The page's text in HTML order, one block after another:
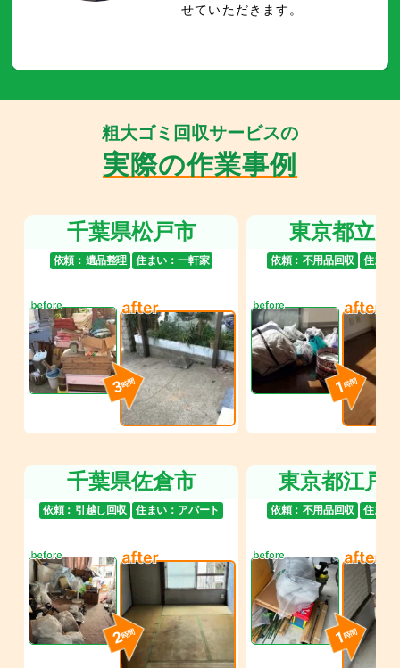
せていただきます。
粗大ゴミ回収サービスの
実際の作業事例
千葉県松戸市
依頼： 遺品整理 住まい： 一軒家
3時間
東京都立
依頼： 不用品回収 住まい
1時間
千葉県佐倉市
依頼： 引越し回収 住まい： アパート
2時間
東京都江戸
依頼： 不用品回収 住まい
1時間